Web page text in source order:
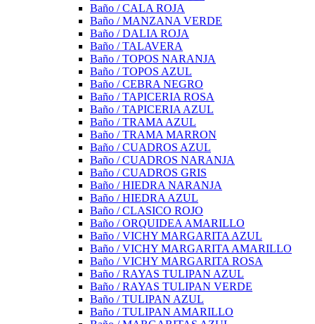
Baño / CALA ROJA
Baño / MANZANA VERDE
Baño / DALIA ROJA
Baño / TALAVERA
Baño / TOPOS NARANJA
Baño / TOPOS AZUL
Baño / CEBRA NEGRO
Baño / TAPICERIA ROSA
Baño / TAPICERIA AZUL
Baño / TRAMA AZUL
Baño / TRAMA MARRON
Baño / CUADROS AZUL
Baño / CUADROS NARANJA
Baño / CUADROS GRIS
Baño / HIEDRA NARANJA
Baño / HIEDRA AZUL
Baño / CLASICO ROJO
Baño / ORQUIDEA AMARILLO
Baño / VICHY MARGARITA AZUL
Baño / VICHY MARGARITA AMARILLO
Baño / VICHY MARGARITA ROSA
Baño / RAYAS TULIPAN AZUL
Baño / RAYAS TULIPAN VERDE
Baño / TULIPAN AZUL
Baño / TULIPAN AMARILLO